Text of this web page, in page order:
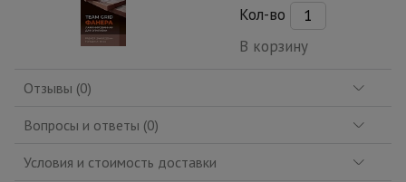
Кол-во
В корзину
Отзывы (0)
Вопросы и ответы (0)
Условия и стоимость доставки